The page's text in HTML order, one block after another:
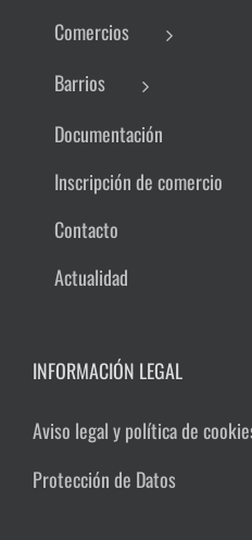
Comercios
Barrios
Documentación
Inscripción de comercio
Contacto
Actualidad
INFORMACIÓN LEGAL
Aviso legal y política de
Protección de Datos